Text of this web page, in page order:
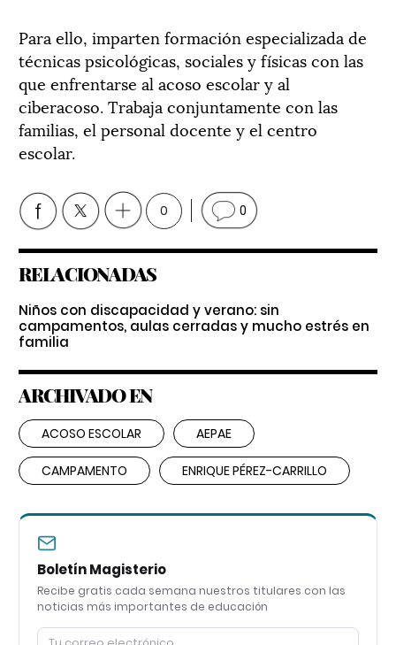
Para ello, imparten formación especializada de
técnicas psicológicas, sociales y físicas con las
que enfrentarse al acoso escolar y al
ciberacoso. Trabaja conjuntamente con las
familias, el personal docente y el centro
escolar.
0 0
RELACIONADAS
Niños con discapacidad y verano: sin
campamentos, aulas cerradas y mucho estrés en
familia
ARCHIVADO EN
ACOSO ESCOLAR AEPAE
CAMPAMENTO ENRIQUE PÉREZ-CARRILLO
Boletín Magisterio
Recibe gratis cada semana nuestros titulares con las
noticias más importantes de educación